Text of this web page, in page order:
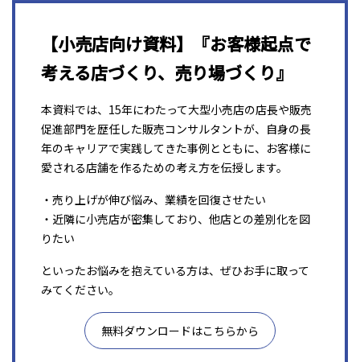
【小売店向け資料】『お客様起点で
考える店づくり、売り場づくり』
本資料では、15年にわたって大型小売店の店長や販売
促進部門を歴任した販売コンサルタントが、自身の長
年のキャリアで実践してきた事例とともに、お客様に
愛される店舗を作るための考え方を伝授します。
・売り上げが伸び悩み、業績を回復させたい
・近隣に小売店が密集しており、他店との差別化を図
りたい
といったお悩みを抱えている方は、ぜひお手に取って
みてください。
無料ダウンロードはこちらから